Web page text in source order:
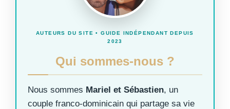
AUTEURS DU SITE • GUIDE INDÉPENDANT DEPUIS
2023
Qui sommes-nous ?
Nous sommes Mariel et Sébastien, un
couple franco-dominicain qui partage sa vie